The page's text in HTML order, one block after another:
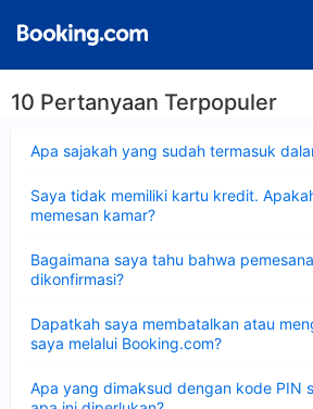
10 Pertanyaan Terpopuler
Apa sajakah yang sudah termasuk
Saya tidak memiliki kartu kredit.
memesan kamar?
Bagaimana saya tahu bahwa
dikonfirmasi?
Dapatkah saya membatalkan atau
saya melalui Booking.com?
Apa yang dimaksud dengan kode PIN